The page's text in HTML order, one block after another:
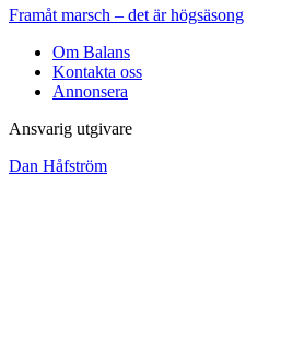
Framåt marsch – det är högsäsong
Om Balans
Kontakta oss
Annonsera
Ansvarig utgivare
Dan Håfström